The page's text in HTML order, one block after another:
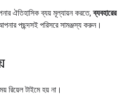
ঐতিহাসিক ব্যয় মূল্যায়ন করতে,ব্যবহারের
পছন্দসই পরিসরে সামঞ্জস্য করুন।
রিয়েল টাইমে হয় না।